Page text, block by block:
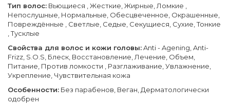
Тип волос: Вьющиеся , Жесткие, Жирные, Ломкие ,
Непослушные, Нормальные, Обесцвеченное, Окрашенные,
Повреждённые , Светлые, Седые, Секущиеся, Сухие, Тонкие
, Тусклые
Свойства для волос и кожи головы:Anti - Agening, Anti-
Frizz, S.O.S, Блеск, Восстановление, Лечение, Объем,
Питание, Против ломкости , Разглаживание, Увлажнение,
Укрепление, Чувствительная кожа
Особенности: Без парабенов, Веган, Дерматологически
одобрен